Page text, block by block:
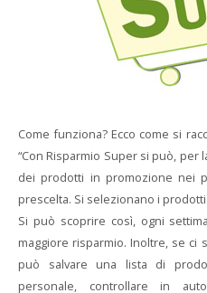
Come funziona? Ecco come si
“Con Risparmio Super si può,
dei prodotti in promozione nei
prescelta. Si selezionano i
Si può scoprire così, ogni
maggiore risparmio. Inoltre, se ci
può salvare una lista di
personale, controllare in